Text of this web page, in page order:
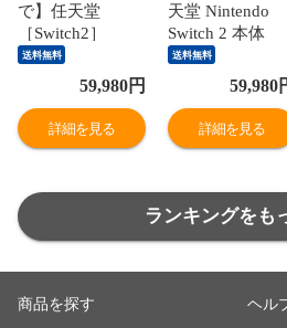
で】任天堂
［Switch2］
Nintendo
Switch2（日本
語・国内専用）
本体 BEE-S-
KB6CA
送料無料
59,980円
詳細を見る
天堂 Nintendo
Switch 2 本体
（日本語・国内
専用）switch2
BEE-S-KB6CA
NSW2ホンタイ
【返品種別B】
送料無料
59,980
詳細を見る
ランキングをも
商品を探す ヘル